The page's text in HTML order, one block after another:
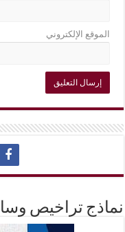
الموقع الإلكتروني
نماذج تراخيص